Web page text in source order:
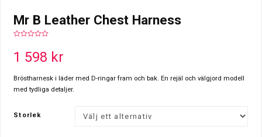
Mr B Leather Chest Harness
of
5
1 598 kr
Bröstharnesk i läder med D-ringar fram och bak. En rejäl och välgjord modell
med tydliga detaljer.
Storlek